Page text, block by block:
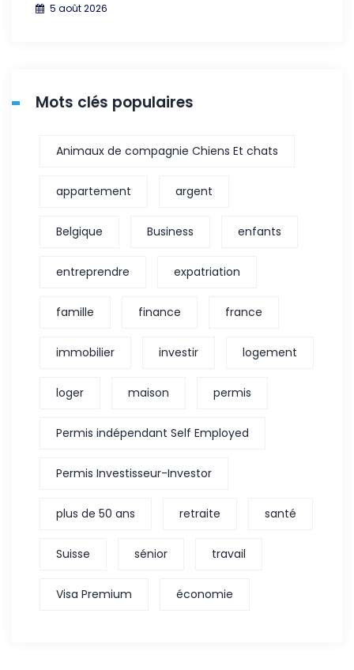
5 août 2026
Mots clés populaires
Animaux de compagnie Chiens Et chats
appartement argent
Belgique Business enfants
entreprendre expatriation
famille finance france
immobilier investir logement
loger maison permis
Permis indépendant Self Employed
Permis Investisseur-Investor
plus de 50 ans retraite santé
Suisse sénior travail
Visa Premium économie